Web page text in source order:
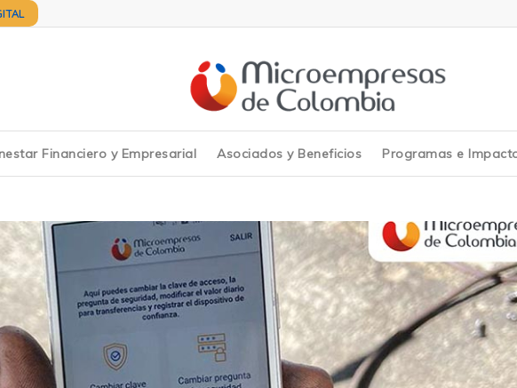
Financiero y Empresarial Asociados y Beneficios Programas e